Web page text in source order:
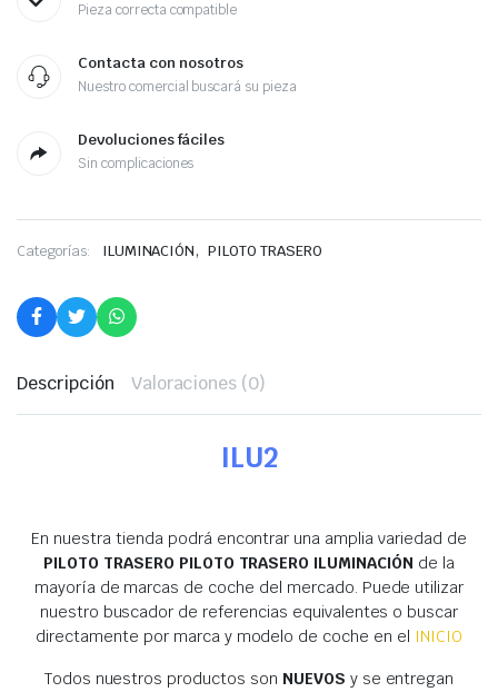
Pieza correcta compatible
Contacta con nosotros
Nuestro comercial buscará su pieza
Devoluciones fáciles
Sin complicaciones
Categorías: ILUMINACIÓN, PILOTO TRASERO
Descripción Valoraciones (0)
ILU2
En nuestra tienda podrá encontrar una amplia variedad de
PILOTO TRASERO PILOTO TRASERO ILUMINACIÓN de la
mayoría de marcas de coche del mercado. Puede utilizar
nuestro buscador de referencias equivalentes o buscar
directamente por marca y modelo de coche en el INICIO
Todos nuestros productos son NUEVOS y se entregan